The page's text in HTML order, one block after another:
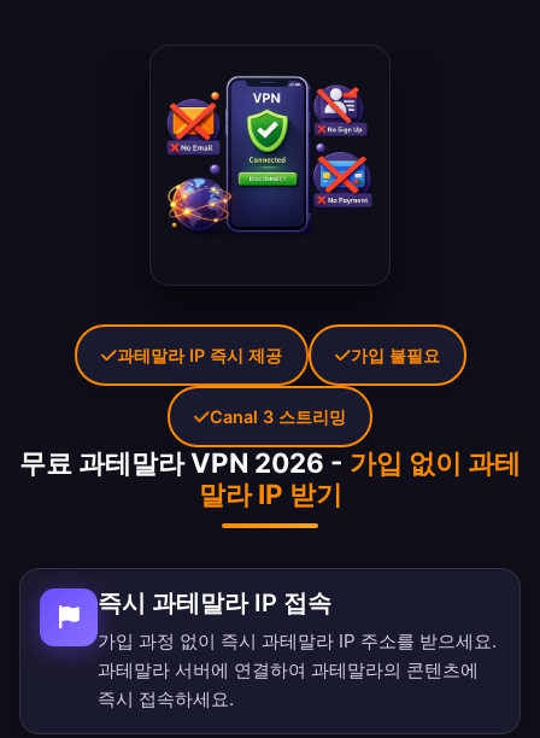
무료 과테말라 VPN 2026 - 가입 없이 과테
말라 IP 받기
즉시 과테말라 IP 접속
가입 과정 없이 즉시 과테말라 IP 주소를 받으세요.
과테말라 서버에 연결하여 과테말라의 콘텐츠에
즉시 접속하세요.
과테말라 IP 즉시 제공 가입 불필요
Canal 3 스트리밍